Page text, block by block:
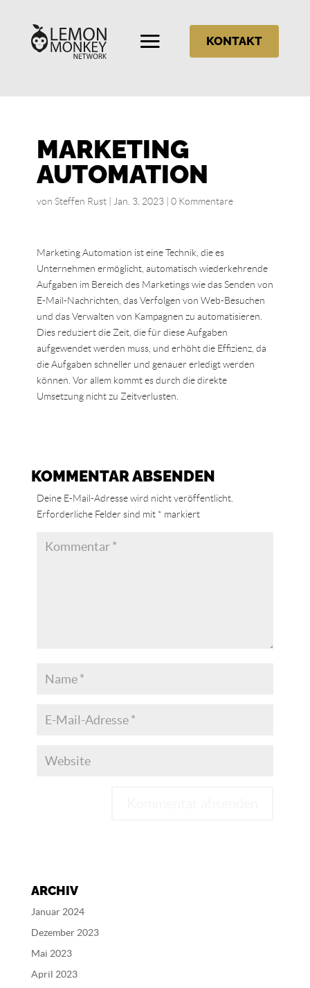
KONTAKT
MARKETING
AUTOMATION
von Steffen Rust| Jan. 3, 2023| 0 Kommentare
Marketing Automation ist eine Technik, die es
Unternehmen ermöglicht, automatisch wiederkehrende
Aufgaben im Bereich des Marketings wie das Senden von
E-Mail-Nachrichten, das Verfolgen von Web-Besuchen
und das Verwalten von Kampagnen zu automatisieren.
Dies reduziert die Zeit, die für diese Aufgaben
aufgewendet werden muss, und erhöht die Effizienz, da
die Aufgaben schneller und genauer erledigt werden
können. Vor allem kommt es durch die direkte
Umsetzung nicht zu Zeitverlusten.
KOMMENTAR ABSENDEN
Deine E-Mail-Adresse wird nicht veröffentlicht.
Erforderliche Felder sind mit * markiert
r
n
i
v
ARCHIV
Januar 2024
Dezember 2023
Mai 2023
April 2023